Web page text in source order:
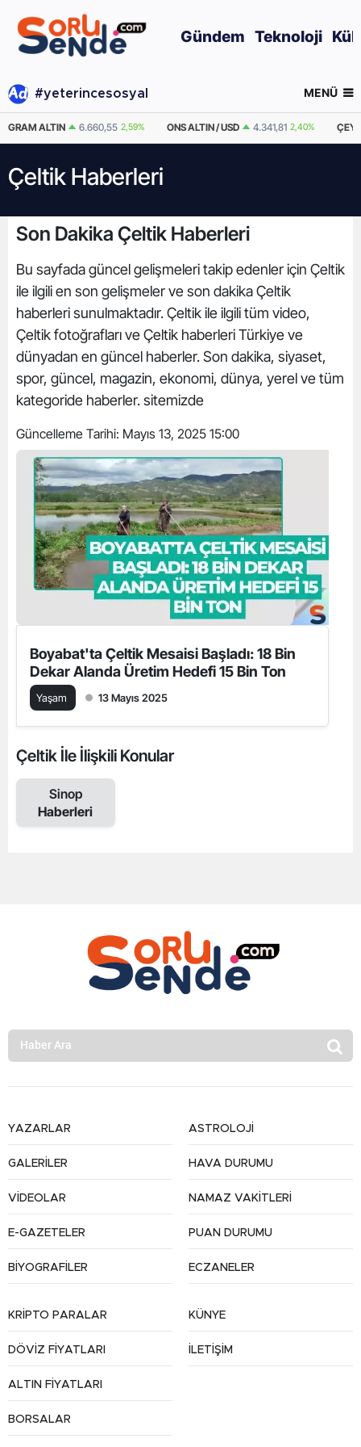
Gündem Teknoloji
#yeterincesosyal MENÜ
GRAM ALTIN 6.660,55 2,59% ONS ALTIN / USD 4.341,81 2,40%
Çeltik Haberleri
Son Dakika Çeltik Haberleri
Bu sayfada güncel gelişmeleri takip edenler için Çeltik
ile ilgili en son gelişmeler ve son dakika Çeltik
haberleri sunulmaktadır. Çeltik ile ilgili tüm video,
Çeltik fotoğrafları ve Çeltik haberleri Türkiye ve
dünyadan en güncel haberler. Son dakika, siyaset,
spor, güncel, magazin, ekonomi, dünya, yerel ve tüm
kategoride haberler. sitemizde
Güncelleme Tarihi: Mayıs 13, 2025 15:00
Boyabat'ta Çeltik Mesaisi Başladı: 18 Bin
Dekar Alanda Üretim Hedefi 15 Bin Ton
Yaşam 13 Mayıs 2025
Çeltik İle İlişkili Konular
Sinop
Haberleri
YAZARLAR
GALERİLER
VİDEOLAR
E-GAZETELER
BİYOGRAFİLER
ASTROLOJİ
HAVA DURUMU
NAMAZ VAKİTLERİ
PUAN DURUMU
ECZANELER
KRİPTO PARALAR
DÖVİZ FİYATLARI
ALTIN FİYATLARI
BORSALAR
KÜNYE
İLETİŞİM